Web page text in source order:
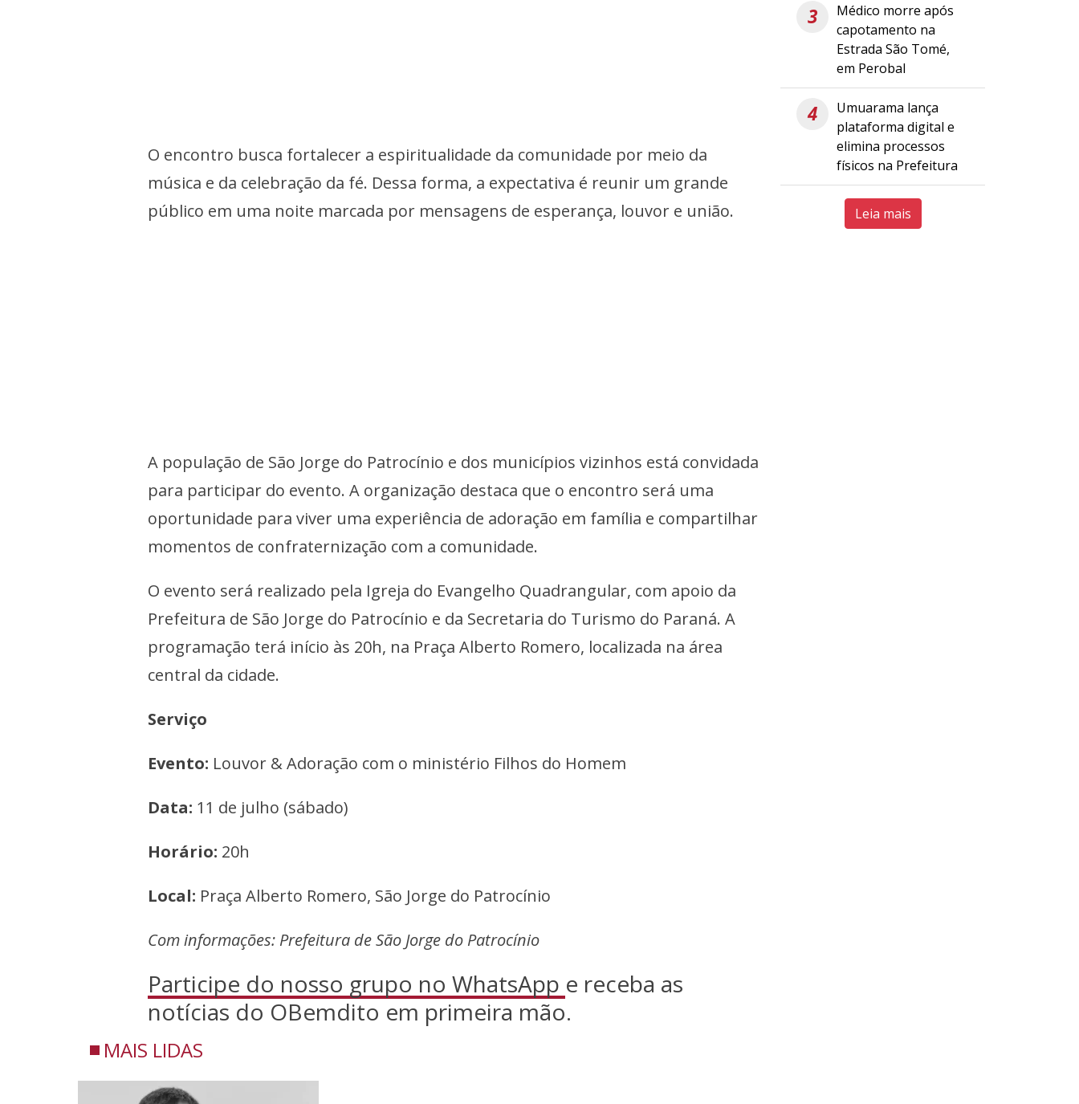
O encontro busca fortalecer a espiritualidade da comunidade por meio da
música e da celebração da fé. Dessa forma, a expectativa é reunir um grande
público em uma noite marcada por mensagens de esperança, louvor e união.
A população de São Jorge do Patrocínio e dos municípios vizinhos está convidada
para participar do evento. A organização destaca que o encontro será uma
oportunidade para viver uma experiência de adoração em família e compartilhar
momentos de confraternização com a comunidade.
O evento será realizado pela Igreja do Evangelho Quadrangular, com apoio da
Prefeitura de São Jorge do Patrocínio e da Secretaria do Turismo do Paraná. A
programação terá início às 20h, na Praça Alberto Romero, localizada na área
central da cidade.
Serviço
Evento: Louvor & Adoração com o ministério Filhos do Homem
Data: 11 de julho (sábado)
Horário: 20h
Local: Praça Alberto Romero, São Jorge do Patrocínio
Com informações: Prefeitura de São Jorge do Patrocínio
Participe do nosso grupo no WhatsApp e receba as
notícias do OBemdito em primeira mão.
MAIS LIDAS
3
Médico morre após
capotamento na
Estrada São Tomé,
em Perobal
4
Umuarama lança
plataforma digital e
elimina processos
físicos na Prefeitura
Leia mais